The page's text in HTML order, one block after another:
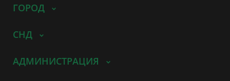
ГОРОД
СНД
АДМИНИСТРАЦИЯ